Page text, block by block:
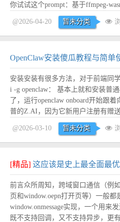
你试试这个prompt：基于ffmpeg-
单HTML页面示例，要求代码100%
具，仅单HTML文件实现接入
@2026-04-20 暂未分类
OpenClaw安装傻瓜教程与简单
安装安装有很多方法，对于前端同
i -g openclaw： 基本上就和安装普
了，运行openclaw onboard开始跟
普的Z.AI，因为它新用户注册有赠
只是体验为主： 访问智普AI后台
增API Key： ... 阅读全文
@2026-03-10 暂未分类
[精品] 这应该是史上最全面最
前言众所周知，跨域窗口通信（例
页和window.oepn打开页等）一般都
window.onmessage实现，一个用来
既不支持回调，又不支持异步，更